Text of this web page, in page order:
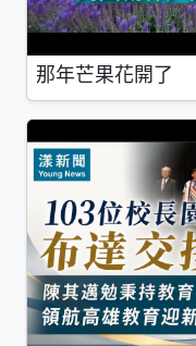
那年芒果花開了